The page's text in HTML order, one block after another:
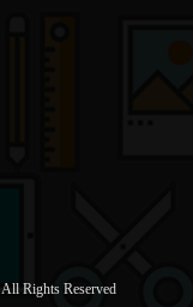
All Rights Reserved